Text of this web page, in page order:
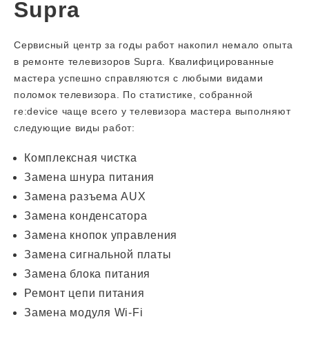
Supra
Сервисный центр за годы работ накопил немало опыта
в ремонте телевизоров Supra. Квалифицированные
мастера успешно справляются с любыми видами
поломок телевизора. По статистике, собранной
re:device чаще всего у телевизора мастера выполняют
следующие виды работ:
Комплексная чистка
Замена шнура питания
Замена разъема AUX
Замена конденсатора
Замена кнопок управления
Замена сигнальной платы
Замена блока питания
Ремонт цепи питания
Замена модуля Wi-Fi